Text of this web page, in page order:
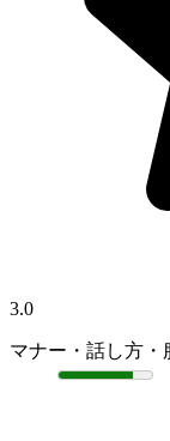
3.0
マナー・話し方・